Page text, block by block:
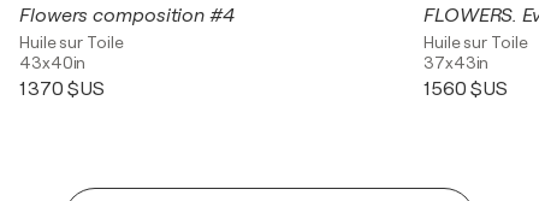
Flowers composition #4
Huile sur Toile
43x40in
1 370 $US
FLOWERS.
Huile sur Toile
37x43in
1 560 $US